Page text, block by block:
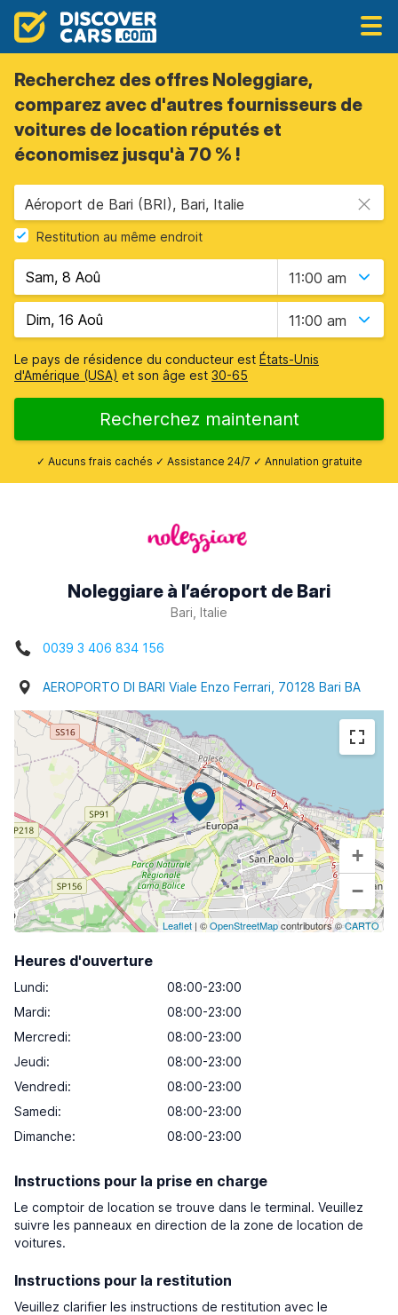
Recherchez des offres Noleggiare,
comparez avec d'autres fournisseurs de
voitures de location réputés et
économisez jusqu'à 70 % !
Aéroport de Bari (BRI), Bari, Italie
Restitution au même endroit
11:00 am
11:00 am
Le pays de résidence du conducteur est États-Unis
d'Amérique (USA) et son âge est 30-65
Recherchez maintenant
✓ Aucuns frais cachés ✓ Assistance 24/7 ✓ Annulation gratuite
Noleggiare à l’aéroport de Bari
Bari, Italie
0039 3 406 834 156
AEROPORTO DI BARI Viale Enzo Ferrari, 70128 Bari BA
+
−
Leaflet | ©OpenStreetMapcontributors ©CARTO
Heures d'ouverture
Lundi:
08:00-23:00
Mardi:
08:00-23:00
Mercredi:
08:00-23:00
Jeudi:
08:00-23:00
Vendredi:
08:00-23:00
Samedi:
08:00-23:00
Dimanche: 08:00-23:00
Instructions pour la prise en charge
Le comptoir de location se trouve dans le terminal. Veuillez
suivre les panneaux en direction de la zone de location de
voitures.
Instructions pour la restitution
Veuillez clarifier les instructions de restitution avec le